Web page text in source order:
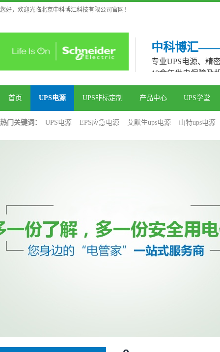
您好，欢迎光临北京中科博汇科技有限公司官网！
中科博汇
专业UPS电源、精
10余年供电保障及
首页 UPS电源 UPS非标定制 产品中心 UPS学堂
热门关键词： UPS电源 EPS应急电源 艾默生ups电源 山特ups电源